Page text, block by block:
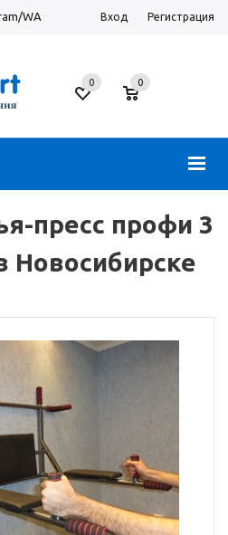
WA Вход Регистрация
Новосибирск
ул.
0
0
пресс профи 3
Новосибирске